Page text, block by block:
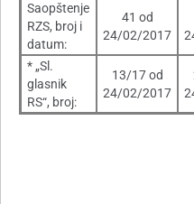
Saopštenje
RZS, broj i
datum:
41 od
24/02/2017
* „Sl.
glasnik
RS“, broj:
13/17 od
24/02/2017